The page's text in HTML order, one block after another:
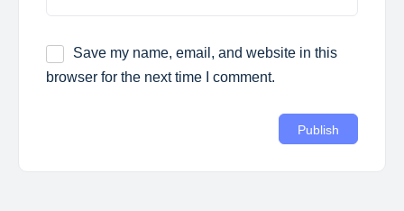
Save my name, email, and website in this
browser for the next time I comment.